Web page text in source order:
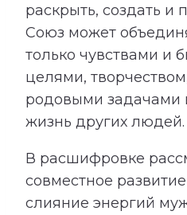
раскрыть, создать и
Союз может
только чувствами и
целями,
родовыми задачами
жизнь других людей.
В расшифровке
совместное
слияние энергий